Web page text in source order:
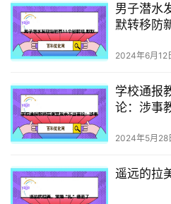
男子潜水
默转移防
2024年6月12
学校通报
论：涉事
2024年5月28
遥远的拉